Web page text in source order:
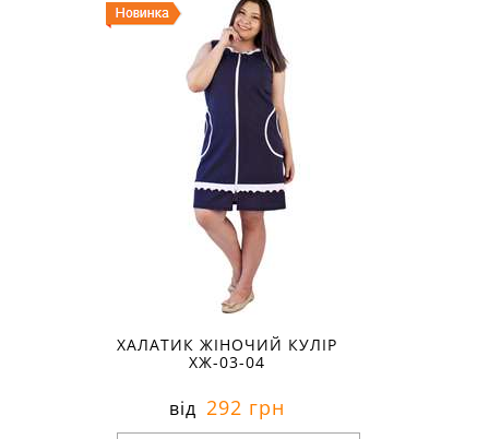
ХАЛАТИК ЖІНОЧИЙ КУЛІР
ХЖ-03-04
від 292 грн